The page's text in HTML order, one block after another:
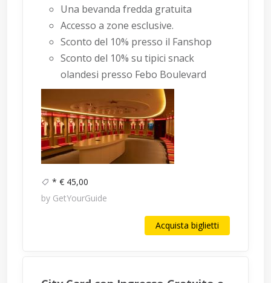
Una bevanda fredda gratuita
Accesso a zone esclusive.
Sconto del 10% presso il Fanshop
Sconto del 10% su tipici snack
olandesi presso Febo Boulevard
* € 45,00
by GetYourGuide
Acquista biglietti